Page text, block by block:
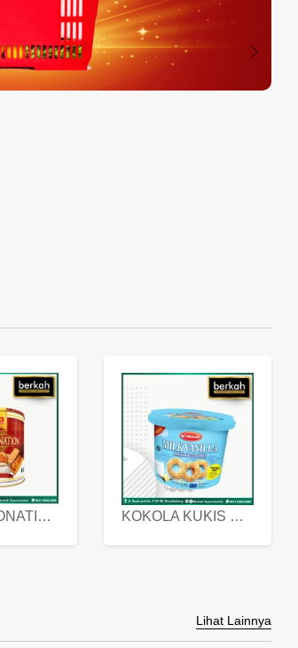
UBM CORONATION ASSORTED BISKUIT KALENG 450 GRAM KOKOLA KUKIS HYGIENIC MILK VANILLA PACK 320 GR
Lihat Lainnya